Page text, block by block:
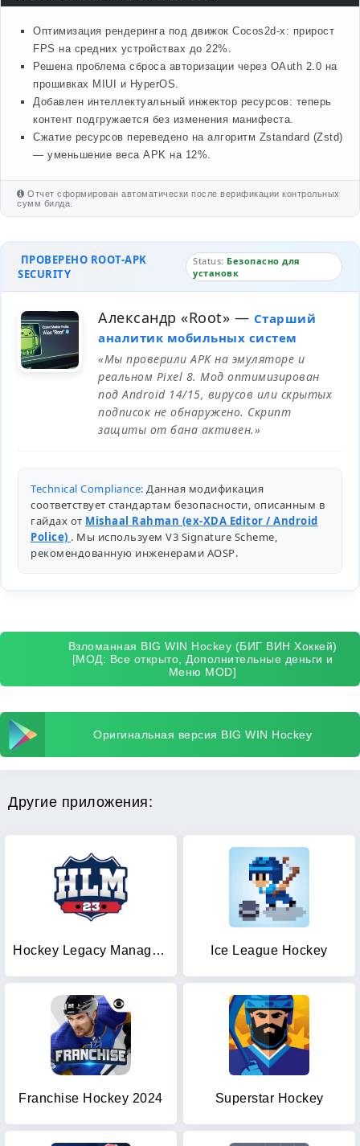
Оптимизация рендеринга под движок Cocos2d-x: прирост
FPS на средних устройствах до 22%.
Решена проблема сброса авторизации через OAuth 2.0 на
прошивках MIUI и HyperOS.
Добавлен интеллектуальный инжектор ресурсов: теперь
контент подгружается без изменения манифеста.
Сжатие ресурсов переведено на алгоритм Zstandard (Zstd)
— уменьшение веса APK на 12%.
Отчет сформирован автоматически после верификации контрольных
сумм билда.
ПРОВЕРЕНО ROOT-APK
SECURITY
Status: Безопасно для
установк
Александр «Root» — Старший
аналитик мобильных систем
«Мы проверили APK на эмуляторе и
реальном Pixel 8. Мод оптимизирован
под Android 14/15, вирусов или скрытых
подписок не обнаружено. Скрипт
защиты от бана активен.»
Technical Compliance: Данная модификация
соответствует стандартам безопасности, описанным в
гайдах от Mishaal Rahman (ex-XDA Editor / Android
Police) . Мы используем V3 Signature Scheme,
рекомендованную инженерами AOSP.
Взломанная BIG WIN Hockey (БИГ ВИН Хоккей)
[МОД: Все открыто, Дополнительные деньги и
Меню MOD]
Оригинальная версия BIG WIN Hockey
Другие приложения:
Hockey Legacy Manager 23 Ice League Hockey
Franchise Hockey 2024 Superstar Hockey